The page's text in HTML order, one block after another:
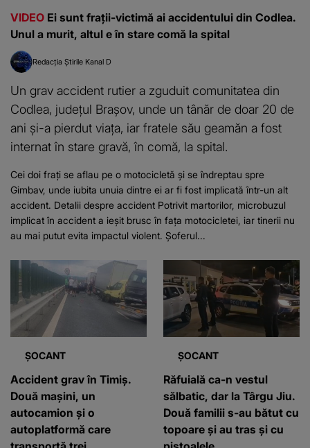
VIDEO Ei sunt frații-victimă ai accidentului din Codlea.
Unul a murit, altul e în stare comă la spital
Redacția Știrile Kanal D
Un grav accident rutier a zguduit comunitatea din
Codlea, județul Brașov, unde un tânăr de doar 20 de
ani și-a pierdut viața, iar fratele său geamăn a fost
internat în stare gravă, în comă, la spital.
Cei doi frați se aflau pe o motocicletă și se îndreptau spre
Gimbav, unde iubita unuia dintre ei ar fi fost implicată într-un alt
accident. Detalii despre accident Potrivit martorilor, microbuzul
implicat în accident a ieșit brusc în fața motocicletei, iar tinerii nu
au mai putut evita impactul violent. Șoferul...
ȘOCANT
Accident grav în Timiș.
Două mașini, un
autocamion şi o
autoplatformă care
ȘOCANT
Răfuială ca-n vestul
sălbatic, dar la Târgu Jiu.
Două familii s-au bătut cu
topoare și au tras și cu